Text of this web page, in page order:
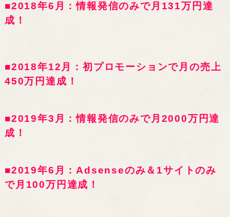
■2018年6月：情報発信のみで月131万円達
成！
■2018年12月：初プロモーションで月の売上
450万円達成！
■2019年3月：情報発信のみで月2000万円達
成！
■2019年6月：Adsenseのみ＆1サイトのみ
で月100万円達成！